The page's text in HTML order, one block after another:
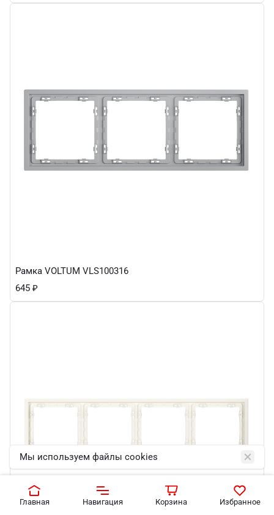
Главная Навигация Корзина Избранное
Рамка VOLTUM VLS100316
645 ₽
Мы используем файлы cookies